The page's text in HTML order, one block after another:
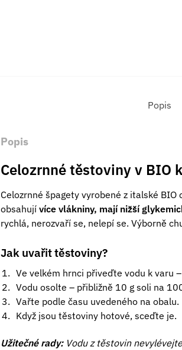
Popis
Popis
Celozrnné těstoviny v BIO
Celozrnné špagety vyrobené z italské
obsahují více vlákniny, mají nižší
rychlá, nerozvaří se, nelepí se. Výborně
Jak uvařit těstoviny?
Ve velkém hrnci přiveďte vodu k varu
Vodu osolte – přibližně 10 g soli na
Vařte podle času uvedeného na obalu.
Když jsou těstoviny hotové, sceďte je.
Užitečné rady:Vodu z těstovin